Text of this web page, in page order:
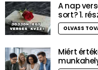
A nap
sort? 1.
OLVASS
Miért